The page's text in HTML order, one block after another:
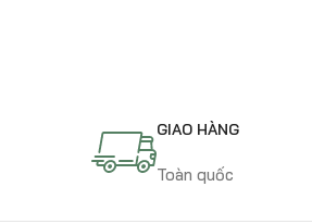
GIAO HÀNG
Toàn quốc